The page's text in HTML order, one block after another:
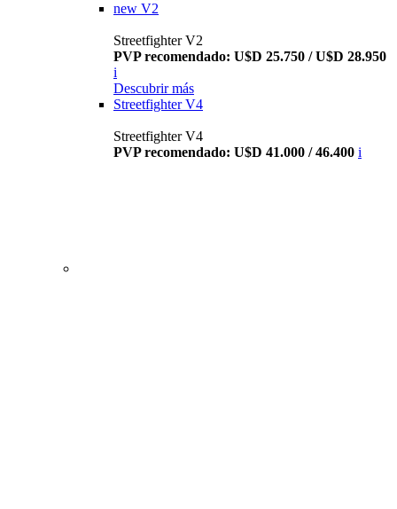
new V2
Streetfighter V2
PVP recomendado: U$D 25.750 / U$D 28.950
i
Descubrir más
Streetfighter V4
Streetfighter V4
PVP recomendado: U$D 41.000 / 46.400 i